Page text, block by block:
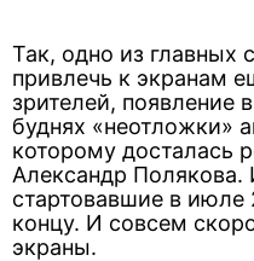
Так, одно из главных
привлечь к экранам
зрителей, появление
буднях «неотложки»
которому досталась
Александр Полякова.
стартовавшие в июле
концу. И совсем
экраны.